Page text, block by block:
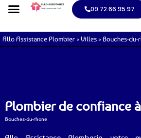
09.72.66.95.97
Allo Assistance Plombier >Villes >Bouches-du-
Plombier de confiance
Bouches-du-rhone